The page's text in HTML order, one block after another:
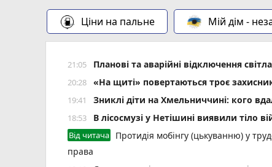
Ціни на пальне Мій дім -
21:05 Планові та аварійні відключення
20:28 «На щиті» повертаються троє
19:41 Зниклі діти на Хмельниччині: кого
18:53 В лісосмузі у Нетішині виявили тіло
Від читача
Протидія мобінгу (цькуванню) у
права